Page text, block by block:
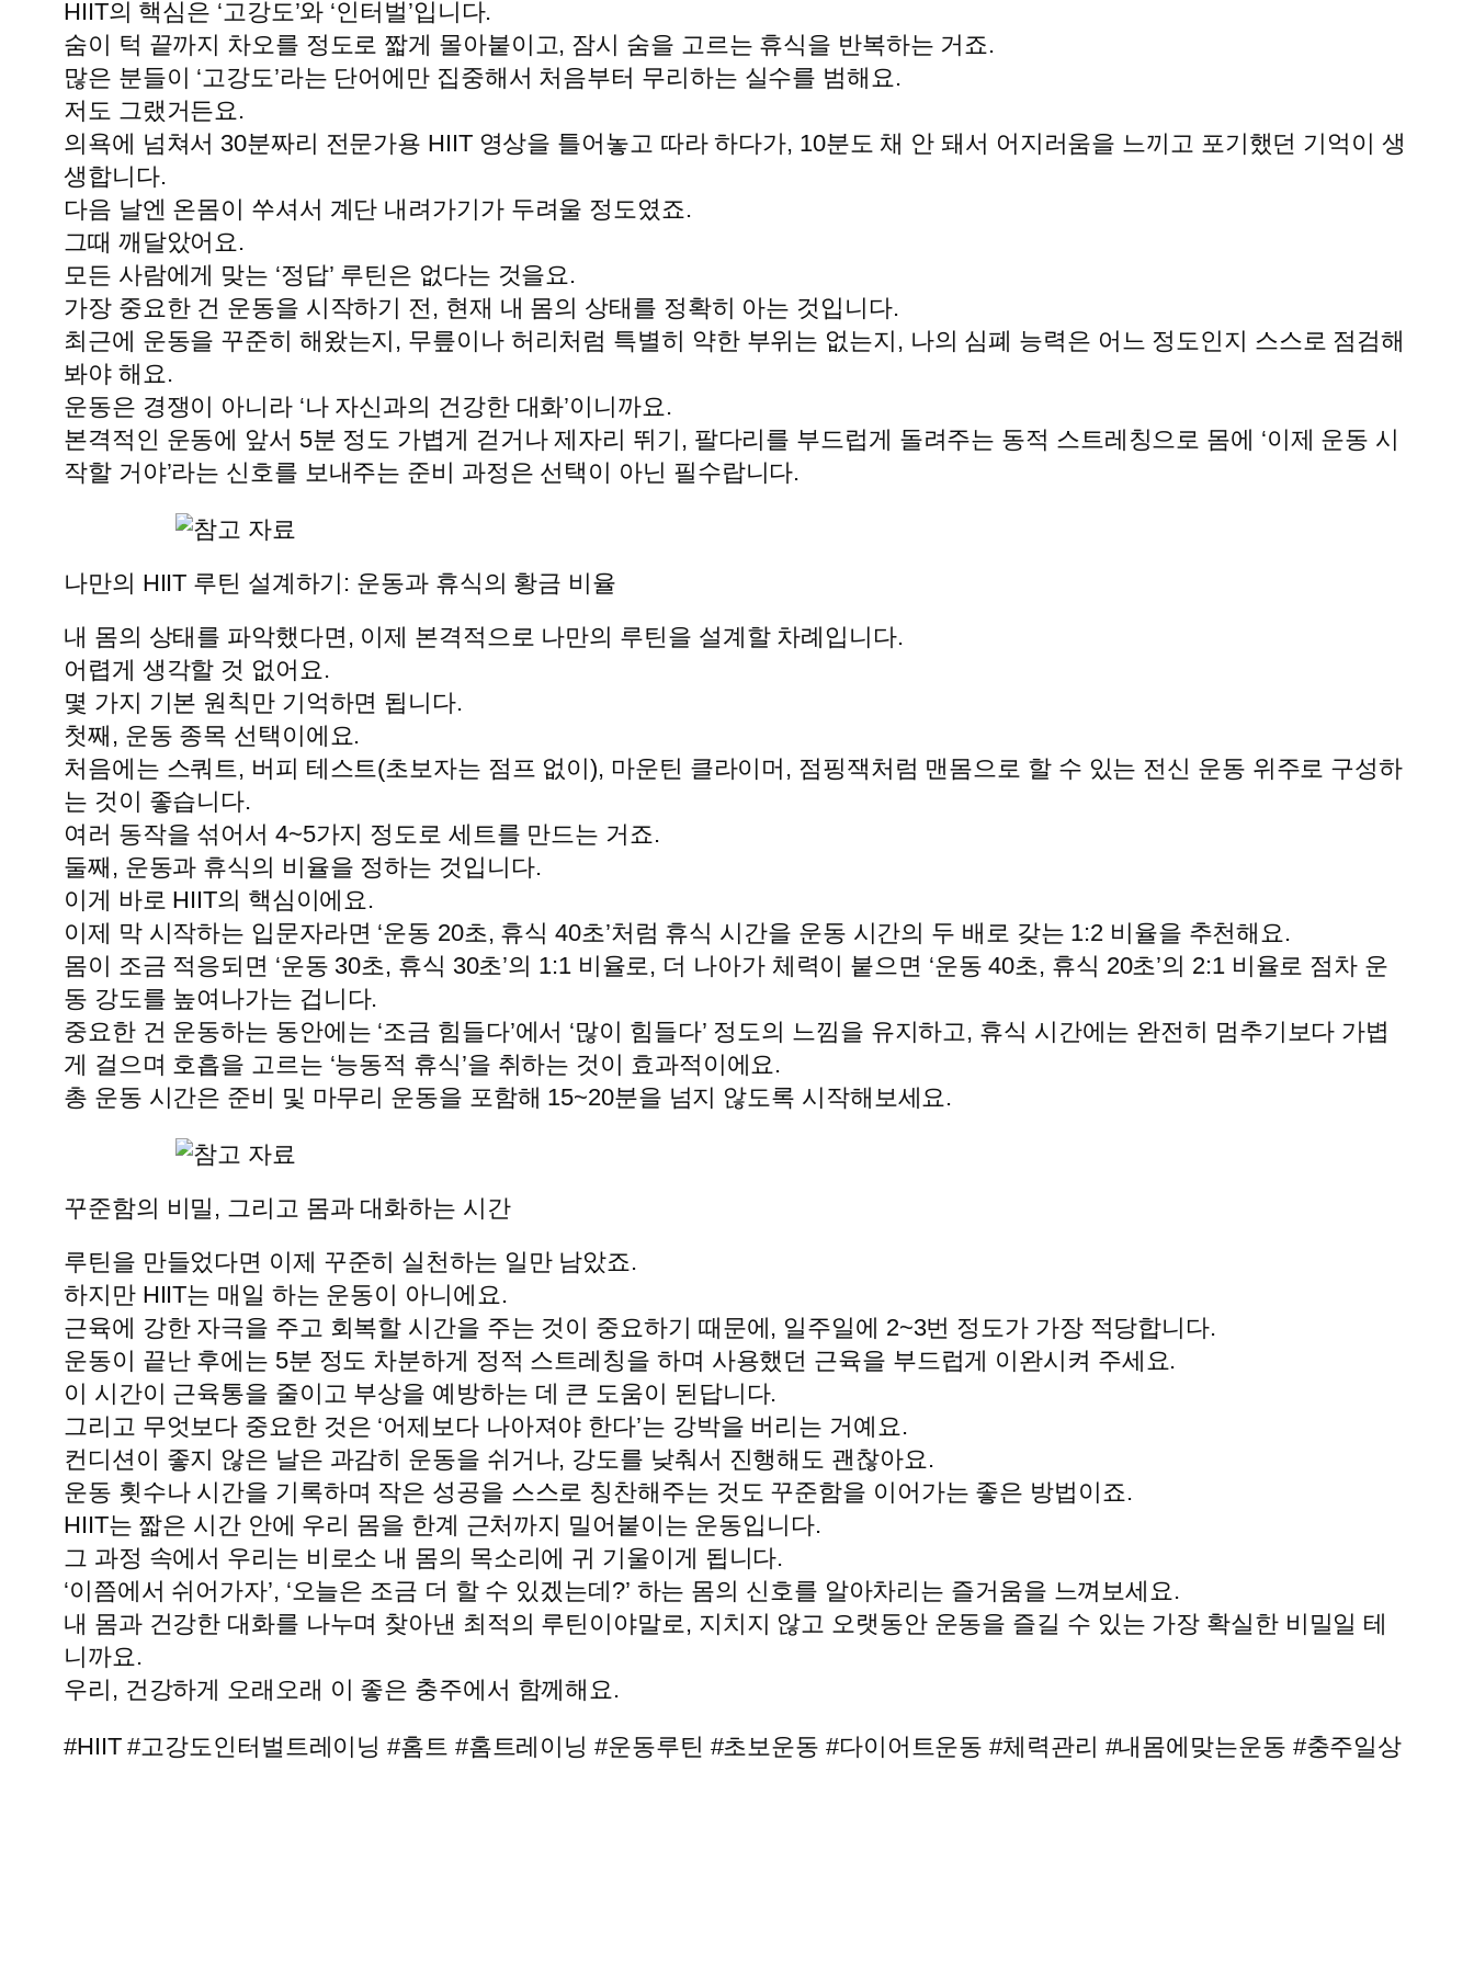
HIIT의 핵심은 ‘고강도’와 ‘인터벌’입니다.
숨이 턱 끝까지 차오를 정도로 짧게 몰아붙이고, 잠시 숨을 고르는 휴식을 반복하는 거죠.
많은 분들이 ‘고강도’라는 단어에만 집중해서 처음부터 무리하는 실수를 범해요.
저도 그랬거든요.
의욕에 넘쳐서 30분짜리 전문가용 HIIT 영상을 틀어놓고 따라 하다가, 10분도 채 안 돼서 어지러움을 느끼고 포기했던 기억이 생
생합니다.
다음 날엔 온몸이 쑤셔서 계단 내려가기가 두려울 정도였죠.
그때 깨달았어요.
모든 사람에게 맞는 ‘정답’ 루틴은 없다는 것을요.
가장 중요한 건 운동을 시작하기 전, 현재 내 몸의 상태를 정확히 아는 것입니다.
최근에 운동을 꾸준히 해왔는지, 무릎이나 허리처럼 특별히 약한 부위는 없는지, 나의 심폐 능력은 어느 정도인지 스스로 점검해
봐야 해요.
운동은 경쟁이 아니라 ‘나 자신과의 건강한 대화’이니까요.
본격적인 운동에 앞서 5분 정도 가볍게 걷거나 제자리 뛰기, 팔다리를 부드럽게 돌려주는 동적 스트레칭으로 몸에 ‘이제 운동 시
작할 거야’라는 신호를 보내주는 준비 과정은 선택이 아닌 필수랍니다.
나만의 HIIT 루틴 설계하기: 운동과 휴식의 황금 비율
내 몸의 상태를 파악했다면, 이제 본격적으로 나만의 루틴을 설계할 차례입니다.
어렵게 생각할 것 없어요.
몇 가지 기본 원칙만 기억하면 됩니다.
첫째, 운동 종목 선택이에요.
처음에는 스쿼트, 버피 테스트(초보자는 점프 없이), 마운틴 클라이머, 점핑잭처럼 맨몸으로 할 수 있는 전신 운동 위주로 구성하
는 것이 좋습니다.
여러 동작을 섞어서 4~5가지 정도로 세트를 만드는 거죠.
둘째, 운동과 휴식의 비율을 정하는 것입니다.
이게 바로 HIIT의 핵심이에요.
이제 막 시작하는 입문자라면 ‘운동 20초, 휴식 40초’처럼 휴식 시간을 운동 시간의 두 배로 갖는 1:2 비율을 추천해요.
몸이 조금 적응되면 ‘운동 30초, 휴식 30초’의 1:1 비율로, 더 나아가 체력이 붙으면 ‘운동 40초, 휴식 20초’의 2:1 비율로 점차 운
동 강도를 높여나가는 겁니다.
중요한 건 운동하는 동안에는 ‘조금 힘들다’에서 ‘많이 힘들다’ 정도의 느낌을 유지하고, 휴식 시간에는 완전히 멈추기보다 가볍
게 걸으며 호흡을 고르는 ‘능동적 휴식’을 취하는 것이 효과적이에요.
총 운동 시간은 준비 및 마무리 운동을 포함해 15~20분을 넘지 않도록 시작해보세요.
꾸준함의 비밀, 그리고 몸과 대화하는 시간
루틴을 만들었다면 이제 꾸준히 실천하는 일만 남았죠.
하지만 HIIT는 매일 하는 운동이 아니에요.
근육에 강한 자극을 주고 회복할 시간을 주는 것이 중요하기 때문에, 일주일에 2~3번 정도가 가장 적당합니다.
운동이 끝난 후에는 5분 정도 차분하게 정적 스트레칭을 하며 사용했던 근육을 부드럽게 이완시켜 주세요.
이 시간이 근육통을 줄이고 부상을 예방하는 데 큰 도움이 된답니다.
그리고 무엇보다 중요한 것은 ‘어제보다 나아져야 한다’는 강박을 버리는 거예요.
컨디션이 좋지 않은 날은 과감히 운동을 쉬거나, 강도를 낮춰서 진행해도 괜찮아요.
운동 횟수나 시간을 기록하며 작은 성공을 스스로 칭찬해주는 것도 꾸준함을 이어가는 좋은 방법이죠.
HIIT는 짧은 시간 안에 우리 몸을 한계 근처까지 밀어붙이는 운동입니다.
그 과정 속에서 우리는 비로소 내 몸의 목소리에 귀 기울이게 됩니다.
‘이쯤에서 쉬어가자’, ‘오늘은 조금 더 할 수 있겠는데?’ 하는 몸의 신호를 알아차리는 즐거움을 느껴보세요.
내 몸과 건강한 대화를 나누며 찾아낸 최적의 루틴이야말로, 지치지 않고 오랫동안 운동을 즐길 수 있는 가장 확실한 비밀일 테
니까요.
우리, 건강하게 오래오래 이 좋은 충주에서 함께해요.
#HIIT #고강도인터벌트레이닝 #홈트 #홈트레이닝 #운동루틴 #초보운동 #다이어트운동 #체력관리 #내몸에맞는운동 #충주일상